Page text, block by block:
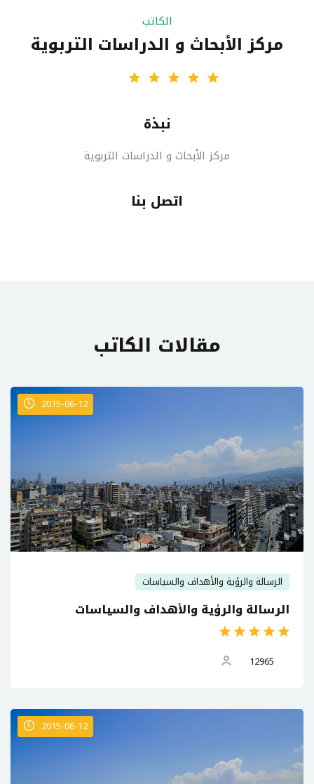
الكاتب
مركز الأبحاث و الدراسات التربوية
نبذة
مركز الأبحاث و الدراسات التربوية
اتصل بنا
مقالات الكاتب
2015-06-12
الرسالة والرؤية والأهداف والسياسات
الرسالة والرؤية والأهداف والسياسات
12965
2015-06-12